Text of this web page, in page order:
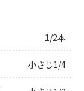
1/2本
小さじ1/4